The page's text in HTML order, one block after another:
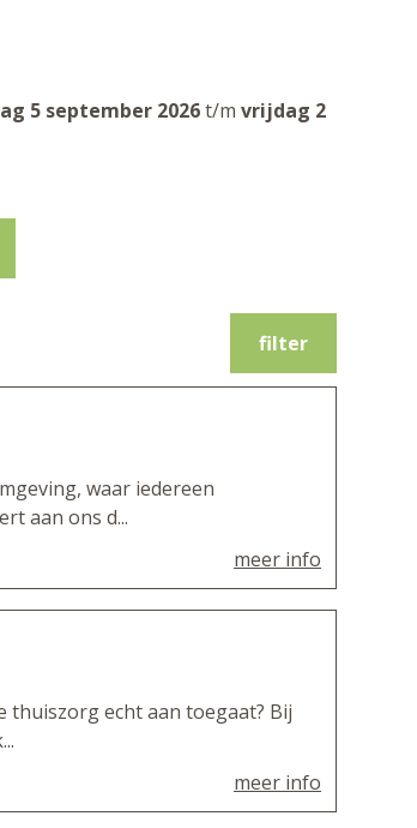
5 september 2026t/m vrijdag 2
filter
waar iedereen
aan ons d...
meer info
thuiszorg echt aan toegaat? Bij
meer info